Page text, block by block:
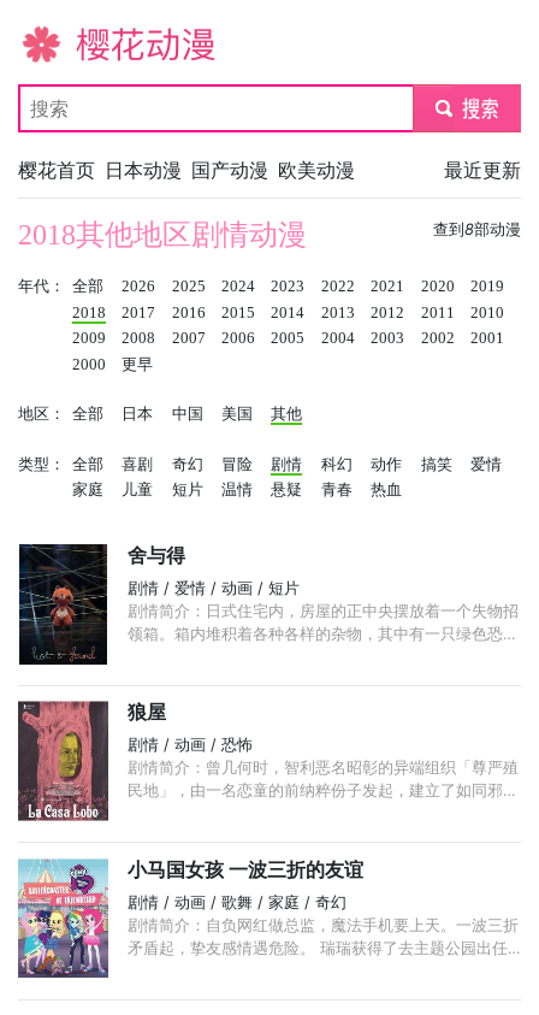
樱花动漫
submit
樱花首页 日本动漫 国产动漫 欧美动漫 最近更新
查到 8部动漫
2018其他地区剧情动漫
年代： 全部 2026 2025 2024 2023 2022 2021 2020
2019
2018
2017 2016 2015 2014 2013 2012 2011
2010
2009
2008 2007 2006 2005 2004 2003 2002
2001
2000
更早
地区： 全部 日本 中国 美国 其他
类型： 全部 喜剧 奇幻 冒险 剧情 科幻 动作 搞笑
爱情
家庭
儿童 短片 温情 悬疑 青春 热血
舍与得
剧情 / 爱情 / 动画 / 短片
剧情简介：日式住宅内，房屋的正中央摆放着一个失物招
领箱。箱内堆积着各种各样的杂物，其中有一只绿色恐龙
狼屋
剧情 / 动画 / 恐怖
剧情简介：曾几何时，智利恶名昭彰的异端组织「尊严殖
民地」，由一名恋童的前纳粹份子发起，建立了如同邪教
小马国女孩 一波三折的友谊
剧情 / 动画 / 歌舞 / 家庭 / 奇幻
剧情简介：自负网红做总监，魔法手机要上天。一波三折
矛盾起，挚友感情遇危险。 瑞瑞获得了去主题公园出任